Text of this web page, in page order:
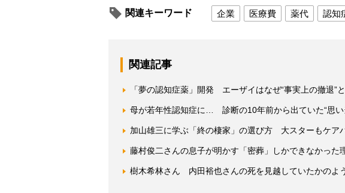
関連キーワード 企業 医療費 薬代 認知
関連記事
「夢の認知症薬」開発 エーザイはなぜ“事実上の撤退”
母が若年性認知症に… 診断の10年前から出ていた“思い
加山雄三に学ぶ「終の棲家」の選び方 大スターもケア
藤村俊二さんの息子が明かす「密葬」しかできなかった
樹木希林さん 内田裕也さんの死を見越していたかのよ